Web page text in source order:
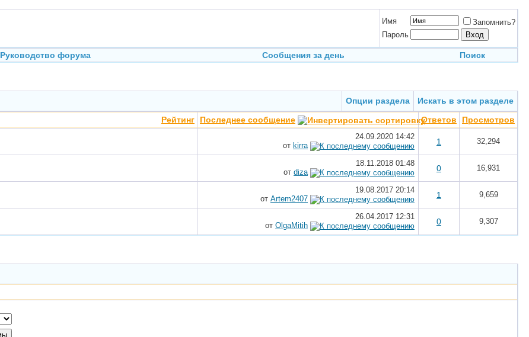
Имя
Запомнить?
Пароль
Руководство форума Сообщения за день Поиск
Опции раздела
Искать в этом разделе
Рейтинг
Последнее сообщение Ответов
Просмотров
24.09.2020 14:42
от kirra 1 32,294
18.11.2018 01:48
от diza 0 16,931
19.08.2017 20:14
от Artem2407 1 9,659
26.04.2017 12:31
от OlgaMitih 0 9,307